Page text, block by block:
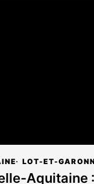
LOT-ET-
Aquitaine